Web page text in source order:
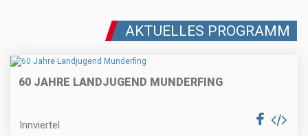
AKTUELLES PROGRAMM
60 JAHRE LANDJUGEND MUNDERFING
Innviertel